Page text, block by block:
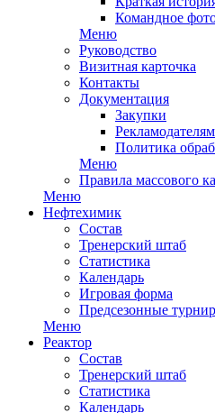
Командное
Меню
Руководство
Визитная карточка
Контакты
Документация
Закупки
Рекламодателям
Политика
Меню
Правила массового
Меню
Нефтехимик
Состав
Тренерский штаб
Статистика
Календарь
Игровая форма
Предсезонные
Меню
Реактор
Состав
Тренерский штаб
Статистика
Календарь